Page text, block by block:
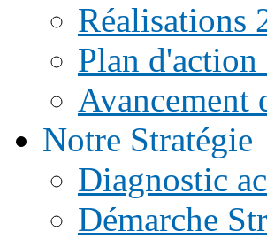
Réalisations
Plan
Avancement
Notre Stratégie
Diagnostic
Démarche